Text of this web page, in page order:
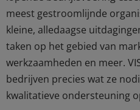
meest gestroomlijnde
kleine, alledaagse
taken op het gebied van
werkzaamheden en meer.
bedrijven precies wat ze
kwalitatieve ondersteuning